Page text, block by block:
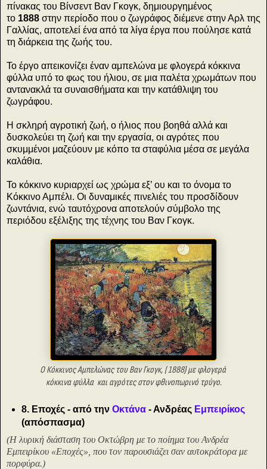
πίνακας του Βίνσεντ Βαν Γκογκ, δημιουργημένος
το 1888 στην περίοδο που ο ζωγράφος διέμενε στην Αρλ της
Γαλλίας, αποτελεί ένα από τα λίγα έργα που πούλησε κατά
τη διάρκεια της ζωής του.
Το έργο απεικονίζει έναν αμπελώνα με φλογερά κόκκινα
φύλλα υπό το φως του ήλιου, σε μια παλέτα χρωμάτων που
αντανακλά τα συναισθήματα και την κατάθλιψη του
ζωγράφου.
Η σκληρή αγροτική ζωή, ο ήλιος που βοηθά αλλά και
δυσκολεύει τη ζωή και την εργασία, οι αγρότες που
σκυμμένοι μαζεύουν με κόπο τα σταφύλια μέσα σε μεγάλα
καλάθια.
Το κόκκινο κυριαρχεί ως χρώμα εξ’ ου και το όνομα το
Κόκκινο Αμπέλι. Οι δυναμικές πινελιές του προσδίδουν
ζωντάνια, ενώ ταυτόχρονα αποτελούν σύμβολο της
περιόδου εξέλιξης της τέχνης του Βαν Γκογκ.
Ο Κόκκινος Αμπελώνας του Βαν Γκογκ, ( 1888}με φλογερά
κόκκινα φύλλα και αγρότες στον φθινοπωρινό τρύγο.
8. Εποχές - από την Οκτάνα- Ανδρέας Εμπειρίκος
(απόσπασμα)
(Η λυρική διάσταση του Οκτώβρη με το ποίημα του Ανδρέα
Εμπειρίκου «Εποχές», που τον παρουσιάζει σαν αυτοκράτορα με
πορφύρα.)